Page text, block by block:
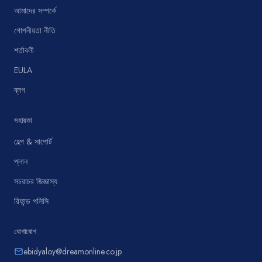
আমাদের সম্পর্কে
গোপনীয়তা নীতি
শর্তাবলী
EULA
ব্লগ
সহায়তা
হেল্প & সাপোর্ট
প্লান
সচরাচর জিজ্ঞাস্য
রিফান্ড পলিসি
যোগাযোগ
emailebidyaloy@dreamonline.co.jp